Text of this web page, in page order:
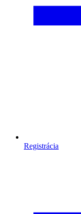
Registrácia